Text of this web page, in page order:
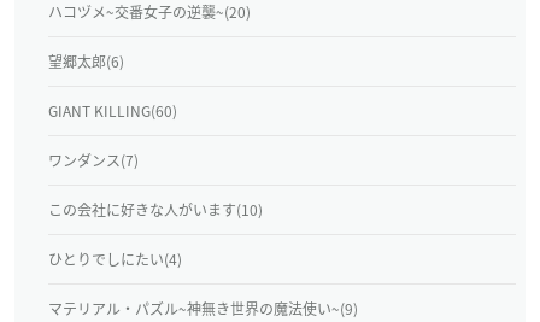
ハコヅメ~交番女子の逆襲~(20)
望郷太郎(6)
GIANT KILLING(60)
ワンダンス(7)
この会社に好きな人がいます(10)
ひとりでしにたい(4)
マテリアル・パズル~神無き世界の魔法使い~(9)